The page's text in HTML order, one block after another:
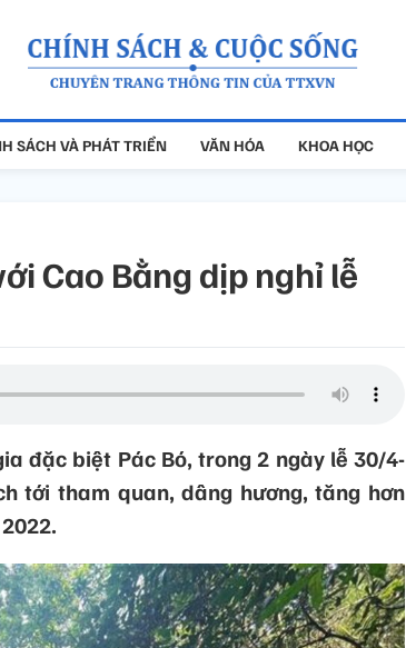
SÁCH VÀ PHÁT TRIỂN VĂN HÓA KHOA HỌC
Cao Bằng dịp nghỉ lễ
đặc biệt Pác Bó, trong 2 ngày lễ 30/4-
tới tham quan, dâng hương, tăng hơn